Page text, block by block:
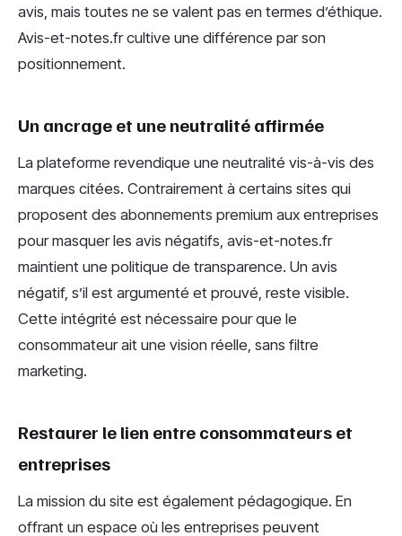
avis, mais toutes ne se valent pas en termes d’éthique.
Avis-et-notes.fr cultive une différence par son
positionnement.
Un ancrage et une neutralité affirmée
La plateforme revendique une neutralité vis-à-vis des
marques citées. Contrairement à certains sites qui
proposent des abonnements premium aux entreprises
pour masquer les avis négatifs, avis-et-notes.fr
maintient une politique de transparence. Un avis
négatif, s’il est argumenté et prouvé, reste visible.
Cette intégrité est nécessaire pour que le
consommateur ait une vision réelle, sans filtre
marketing.
Restaurer le lien entre consommateurs et
entreprises
La mission du site est également pédagogique. En
offrant un espace où les entreprises peuvent